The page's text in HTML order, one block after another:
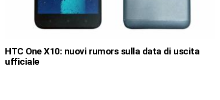
HTC One X10: nuovi rumors sulla data di uscita
ufficiale